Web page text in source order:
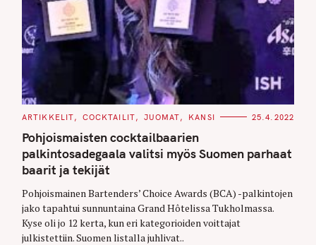
C
T
E
G
O
R
I
S
ARTIKKELIT COCKTAILIT JUOMAT KANSI 25.4.2022
Pohjoismaisten cocktailbaarien
palkintosadegaala valitsi myös Suomen parhaat
baarit ja tekijät
Pohjoismainen Bartenders’ Choice Awards (BCA) -palkintojen
jako tapahtui sunnuntaina Grand Hôtelissa Tukholmassa.
Kyse oli jo 12 kerta, kun eri kategorioiden voittajat
julkistettiin. Suomen listalla juhlivat..